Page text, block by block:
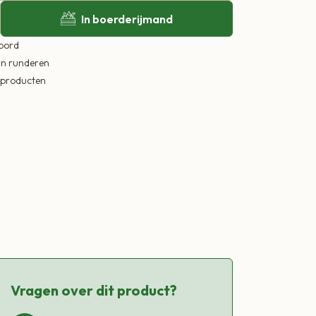
In boerderijmand
runderen
Vragen over dit product?